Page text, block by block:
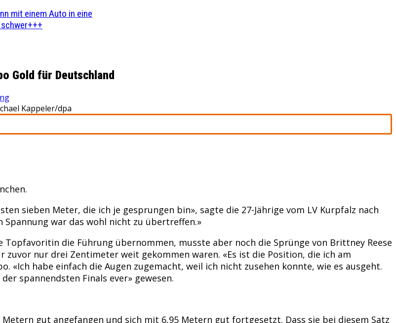
mit einem Auto in eine
Gold für Deutschland
Kappeler/dpa
sieben Meter, die ich je gesprungen bin», sagte die 27-Jährige vom LV Kurpfalz nach
war das wohl nicht zu übertreffen.»
die Führung übernommen, musste aber noch die Sprünge von Brittney Reese
zuvor nur drei Zentimeter weit gekommen waren. «Es ist die Position, die ich am
«Ich habe einfach die Augen zugemacht, weil ich nicht zusehen konnte, wie es ausgeht.
spannendsten Finals ever» gewesen.
gut angefangen und sich mit 6,95 Metern gut fortgesetzt. Dass sie bei diesem Satz